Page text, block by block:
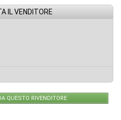
IL VENDITORE
QUESTO RIVENDITORE